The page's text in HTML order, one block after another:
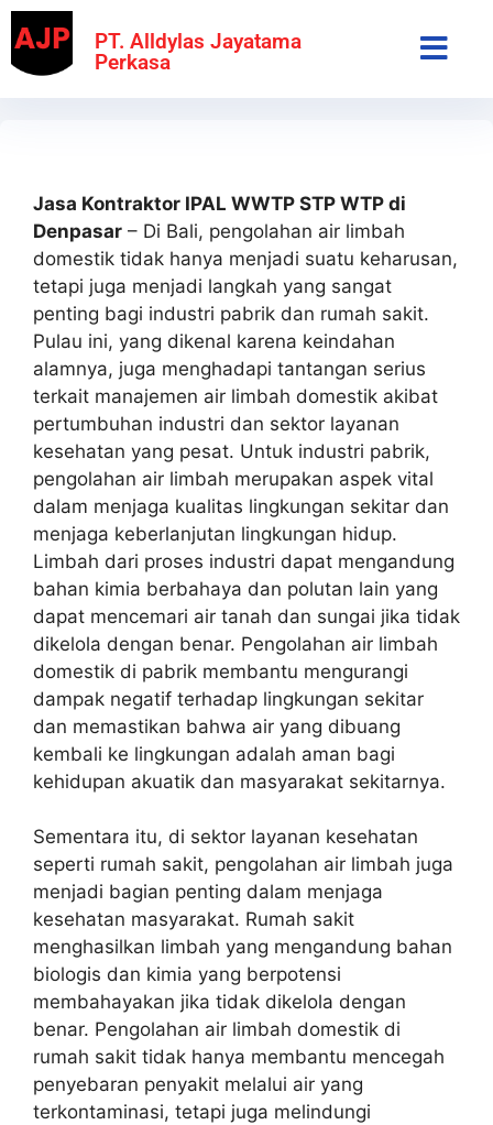
PT. Alldylas Jayatama
Perkasa
Jasa Kontraktor IPAL WWTP STP WTP di
Denpasar – Di Bali, pengolahan air limbah
domestik tidak hanya menjadi suatu keharusan,
tetapi juga menjadi langkah yang sangat
penting bagi industri pabrik dan rumah sakit.
Pulau ini, yang dikenal karena keindahan
alamnya, juga menghadapi tantangan serius
terkait manajemen air limbah domestik akibat
pertumbuhan industri dan sektor layanan
kesehatan yang pesat. Untuk industri pabrik,
pengolahan air limbah merupakan aspek vital
dalam menjaga kualitas lingkungan sekitar dan
menjaga keberlanjutan lingkungan hidup.
Limbah dari proses industri dapat mengandung
bahan kimia berbahaya dan polutan lain yang
dapat mencemari air tanah dan sungai jika tidak
dikelola dengan benar. Pengolahan air limbah
domestik di pabrik membantu mengurangi
dampak negatif terhadap lingkungan sekitar
dan memastikan bahwa air yang dibuang
kembali ke lingkungan adalah aman bagi
kehidupan akuatik dan masyarakat sekitarnya.
Sementara itu, di sektor layanan kesehatan
seperti rumah sakit, pengolahan air limbah juga
menjadi bagian penting dalam menjaga
kesehatan masyarakat. Rumah sakit
menghasilkan limbah yang mengandung bahan
biologis dan kimia yang berpotensi
membahayakan jika tidak dikelola dengan
benar. Pengolahan air limbah domestik di
rumah sakit tidak hanya membantu mencegah
penyebaran penyakit melalui air yang
terkontaminasi, tetapi juga melindungi